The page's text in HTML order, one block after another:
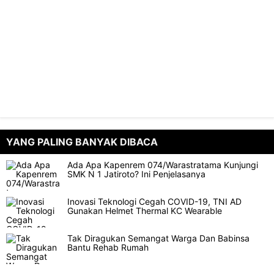
YANG PALING BANYAK DIBACA
Ada Apa Kapenrem 074/Warastratama Kunjungi
SMK N 1 Jatiroto? Ini Penjelasanya
Inovasi Teknologi Cegah COVID-19, TNI AD
Gunakan Helmet Thermal KC Wearable
Tak Diragukan Semangat Warga Dan Babinsa
Bantu Rehab Rumah